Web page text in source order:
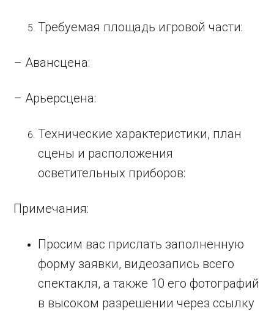
Требуемая площадь игровой части:
– Авансцена:
– Арьерсцена:
Технические характеристики, план
сцены и расположения
осветительных приборов:
Примечания:
Просим вас прислать заполненную
форму заявки, видеозапись всего
спектакля, а также 10 его фотографий
в высоком разрешении через ссылку